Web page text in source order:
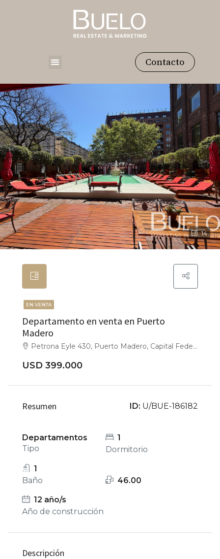
Contacto
14
EN VENTA
Departamento en venta en Puerto
Madero
Petrona Eyle 430, Puerto Madero, Capital Federal
USD 399.000
Resumen ID: U/BUE-186182
Departamentos
Tipo
1
Dormitorio
1
Baño
46.00
12 año/s
Año de construcción
Descripción